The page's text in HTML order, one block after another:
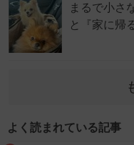
まるで小さ
と『家に帰
よく読まれている記事